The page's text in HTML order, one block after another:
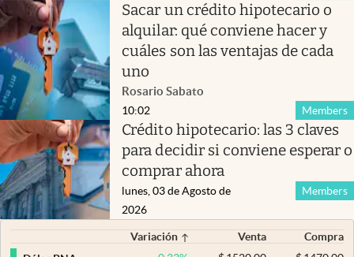
Sacar un crédito hipotecario o
alquilar: qué conviene hacer y
cuáles son las ventajas de cada
uno
Rosario Sabato
Members
10:02
Crédito hipotecario: las 3 claves
para decidir si conviene esperar o
comprar ahora
Members
lunes, 03 de Agosto de
2026
Variación Venta
Compra